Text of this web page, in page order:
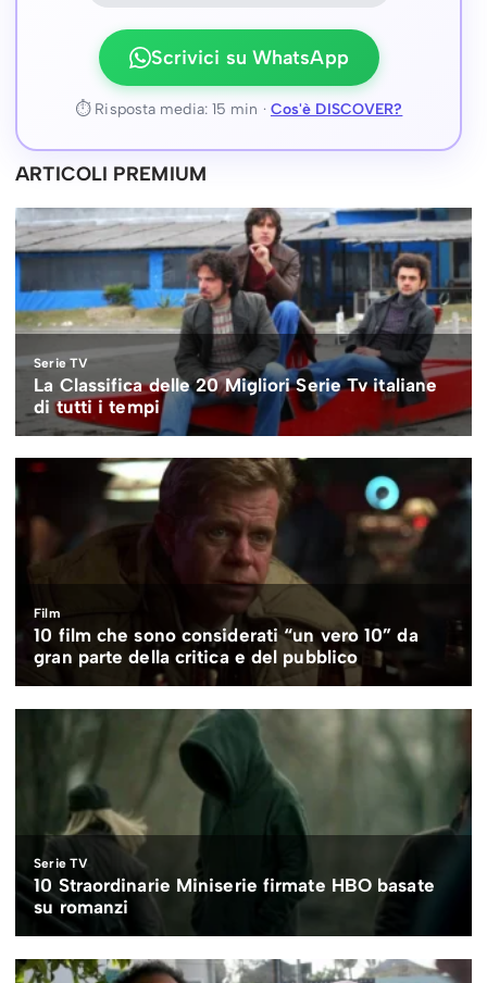
Scrivici su WhatsApp
⏱ Risposta media: 15 min · Cos'è DISCOVER?
ARTICOLI PREMIUM